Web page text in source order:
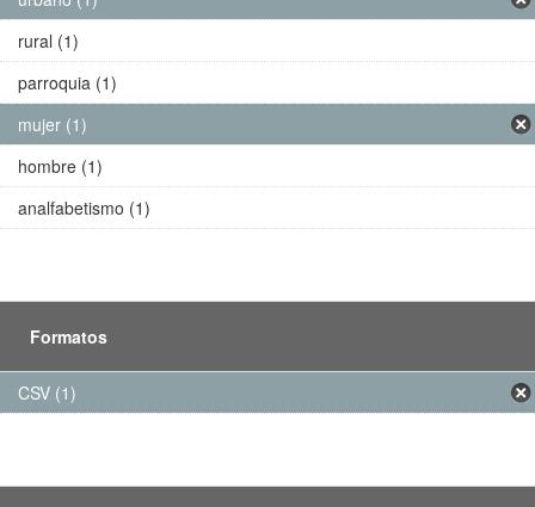
rural (1)
parroquia (1)
mujer (1)
hombre (1)
analfabetismo (1)
Formatos
CSV (1)